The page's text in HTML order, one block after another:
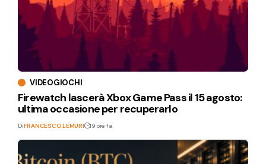
VIDEOGIOCHI
Firewatch lascerà Xbox Game Pass il 15 agosto:
ultima occasione per recuperarlo
DiFRANCESCO LEMURI 19 ore fa